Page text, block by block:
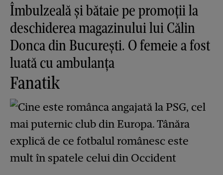
Îmbulzeală și bătaie pe promoții la
deschiderea magazinului lui Călin
Donca din București. O femeie a fost
luată cu ambulanța
Fanatik